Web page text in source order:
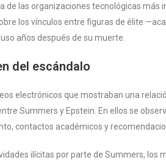
de las organizaciones tecnológicas más
los vínculos entre figuras de élite
años después de su muerte.
del escándalo
electrónicos que mostraban una
Summers y Epstein. En ellos se
contactos académicos y
ilícitas por parte de Summers, los